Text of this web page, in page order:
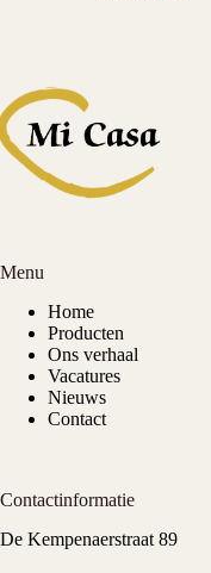
Menu
Home
Producten
Ons verhaal
Vacatures
Nieuws
Contact
Contactinformatie
De Kempenaerstraat 89